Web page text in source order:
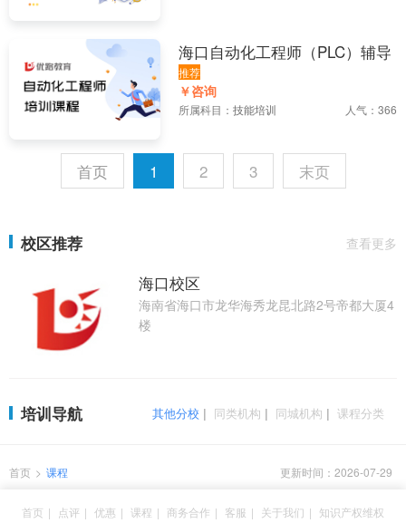
海口自动化工程师（PLC）辅导
推荐
￥咨询
所属科目： 技能培训 人气：366
首页 1 2 3 末页
校区推荐 查看更多
海口校区
海南省海口市龙华海秀龙昆北路2号帝都大厦4
楼
其他分校 | 同类机构 | 同城机构 | 课程分类
培训导航
首页 > 课程 更新时间：2026-07-29
首页 | 点评 | 优惠 | 课程 | 商务合作 | 客服 | 关于我们 | 知识产权维权